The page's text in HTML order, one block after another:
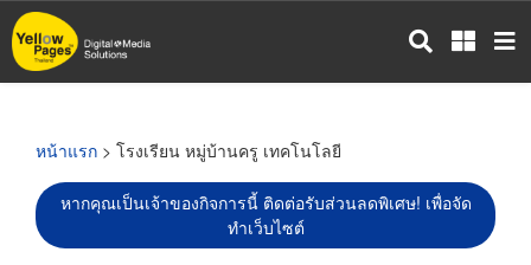
ข้าม
ไป
หน้าแรก > โรงเรียน หมู่บ้านครู เทคโนโลยี
หากคุณเป็นเจ้าของกิจการนี้ ติดต่อรับส่วนลดพิเศษ! เพื่อจัด
ทำเว็บไซต์